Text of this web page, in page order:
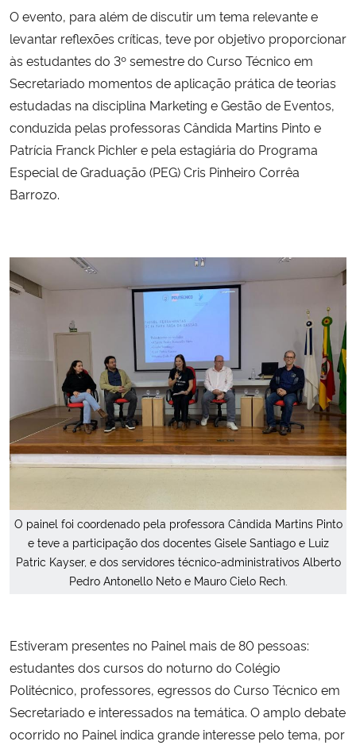
O evento, para além de discutir um tema relevante e
levantar reflexões críticas, teve por objetivo proporcionar
às estudantes do 3º semestre do Curso Técnico em
Secretariado momentos de aplicação prática de teorias
estudadas na disciplina Marketing e Gestão de Eventos,
conduzida pelas professoras Cândida Martins Pinto e
Patrícia Franck Pichler e pela estagiária do Programa
Especial de Graduação (PEG) Cris Pinheiro Corrêa
Barrozo.
O painel foi coordenado pela professora Cândida Martins Pinto
e teve a participação dos docentes Gisele Santiago e Luiz
Patric Kayser, e dos servidores técnico-administrativos Alberto
Pedro Antonello Neto e Mauro Cielo Rech.
Estiveram presentes no Painel mais de 80 pessoas:
estudantes dos cursos do noturno do Colégio
Politécnico, professores, egressos do Curso Técnico em
Secretariado e interessados na temática. O amplo debate
ocorrido no Painel indica grande interesse pelo tema, por